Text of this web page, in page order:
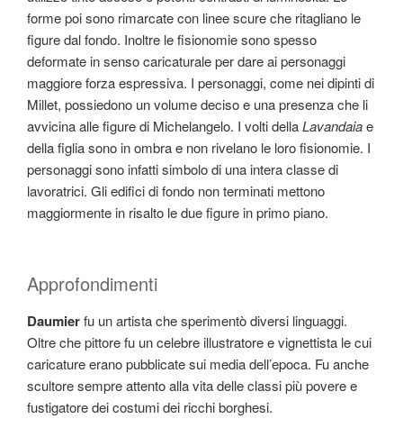
forme poi sono rimarcate con linee scure che ritagliano le
figure dal fondo. Inoltre le fisionomie sono spesso
deformate in senso caricaturale per dare ai personaggi
maggiore forza espressiva. I personaggi, come nei dipinti di
Millet, possiedono un volume deciso e una presenza che li
avvicina alle figure di Michelangelo. I volti dellaLavandaiae
della figlia sono in ombra e non rivelano le loro fisionomie. I
personaggi sono infatti simbolo di una intera classe di
lavoratrici. Gli edifici di fondo non terminati mettono
maggiormente in risalto le due figure in primo piano.
Approfondimenti
Daumierfu un artista che sperimentò diversi linguaggi.
Oltre che pittore fu un celebre illustratore e vignettista le cui
caricature erano pubblicate sui media dell’epoca. Fu anche
scultore sempre attento alla vita delle classi più povere e
fustigatore dei costumi dei ricchi borghesi.